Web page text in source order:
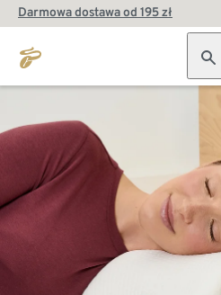
Darmowa dostawa od 195 zł